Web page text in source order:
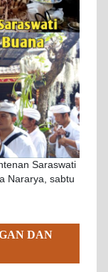
Saraswati
Nararya, sabtu
DAN